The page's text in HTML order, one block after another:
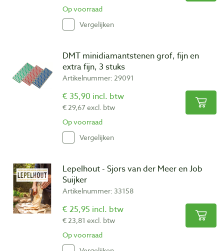
Op voorraad
Vergelijken
DMT minidiamantstenen grof, fijn en
extra fijn, 3 stuks
Artikelnummer: 29091
€ 35,90 incl. btw
€ 29,67 excl. btw
Op voorraad
Vergelijken
Lepelhout - Sjors van der Meer en Job
Suijker
Artikelnummer: 33158
€ 25,95 incl. btw
€ 23,81 excl. btw
Op voorraad